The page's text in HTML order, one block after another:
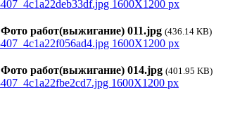
Фото работ(выжигание) 011.jpg (436.14 KB)
Фото работ(выжигание) 014.jpg (401.95 KB)